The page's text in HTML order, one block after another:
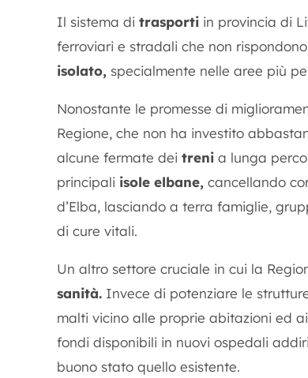
Il sistema di trasporti in provincia di
ferroviari e stradali che non
isolato, specialmente nelle aree più
Nonostante le promesse di
Regione, che non ha investito
alcune fermate dei treni a lunga
principali isole elbane, cancellando
d’Elba, lasciando a terra famiglie,
di cure vitali.
Un altro settore cruciale in cui la
sanità. Invece di potenziare le
malti vicino alle proprie abitazioni ed
fondi disponibili in nuovi ospedali
buono stato quello esistente.